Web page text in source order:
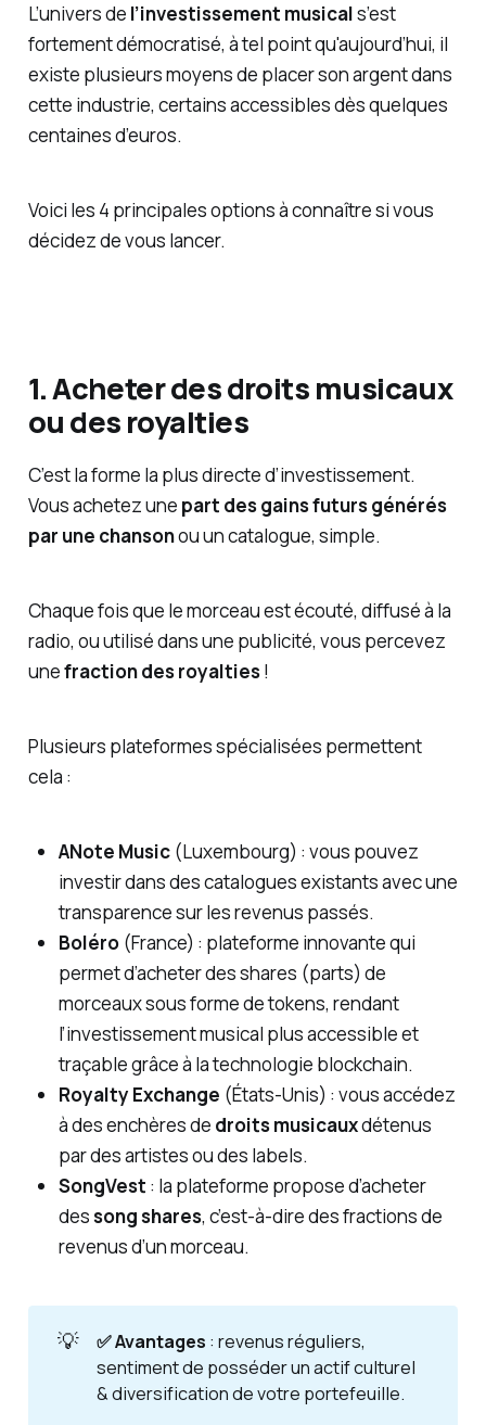
L’univers de l’investissement musicals’est
fortement démocratisé, à tel point qu'aujourd’hui, il
existe plusieurs moyens de placer son argent dans
cette industrie, certains accessibles dès quelques
centaines d’euros.
Voici les 4 principales options à connaître si vous
décidez de vous lancer.
1. Acheter des droits musicaux
ou des royalties
C’est la forme la plus directe d’investissement.
Vous achetez une part des gains futurs générés
par une chansonou un catalogue, simple.
Chaque fois que le morceau est écouté, diffusé à la
radio, ou utilisé dans une publicité, vous percevez
unefraction des royalties!
Plusieurs plateformes spécialisées permettent
cela :
ANote Music(Luxembourg) : vous pouvez
investir dans des catalogues existants avec une
transparence sur les revenus passés.
Boléro(France) : plateforme innovante qui
permet d’acheter desshares (parts) de
morceaux sous forme detokens, rendant
l’investissement musical plus accessible et
traçable grâce à la technologie blockchain.
Royalty Exchange (États-Unis) : vous accédez
à des enchères de droits musicauxdétenus
par des artistes ou des labels.
SongVest : la plateforme propose d’acheter
dessong shares, c’est-à-dire des fractions de
revenus d’un morceau.
💡 ✅ Avantages : revenus réguliers,
sentiment de posséder un actif culturel
& diversification de votre portefeuille.